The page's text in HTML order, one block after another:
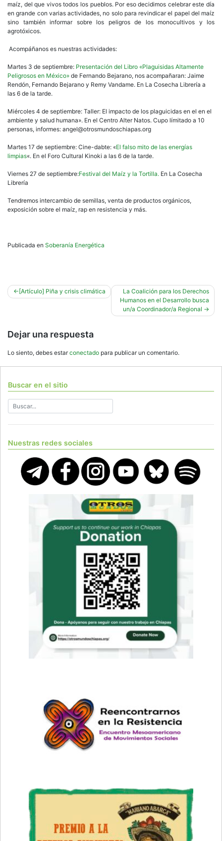
maíz, del que vivos todos los pueblos. Por eso decidimos celebrar este día
en grande con varias actividades, no solo para revindicar el papel del maíz
sino también informar sobre los peligros de los monocultivos y los
agrotóxicos.
Acompáñanos es nuestras actividades:
Martes 3 de septiembre: Presentación del Libro «Plaguisidas Altamente
Peligrosos en México» de Fernando Bejarano, nos acompañaran: Jaime
Rendón, Fernando Bejarano y Remy Vandame. En La Cosecha Librería a
las 6 de la tarde.
Miércoles 4 de septiembre: Taller: El impacto de los plaguicidas en el en el
ambiente y salud humana». En el Centro Alter Natos. Cupo límitado a 10
personas, informes: angel@otrosmundoschiapas.org
Martes 17 de septiembre: Cine-dabte: «El falso mito de las energías
limpias«. En el Foro Cultural Kinoki a las 6 de la tarde.
Viernes 27 de septiembre:Festival del Maíz y la Tortilla. En La Cosecha
Librería
Tendremos intercambio de semillas, venta de productos orgánicos,
exposición sobre el maíz, rap en resistencia y más.
Publicada en Soberanía Energética
Navegación
[Artículo] Piña y crisis climática
La Coalición para los Derechos
Humanos en el Desarrollo busca
un/a Coordinador/a Regional
Dejar una respuesta
Lo siento, debes estarconectado para publicar un comentario.
Buscar en el sitio
Nuestras redes sociales